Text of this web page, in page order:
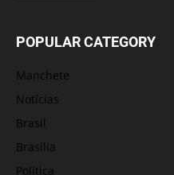
POPULAR CATEGORY
Manchete
Notícias
Brasil
Brasília
Política